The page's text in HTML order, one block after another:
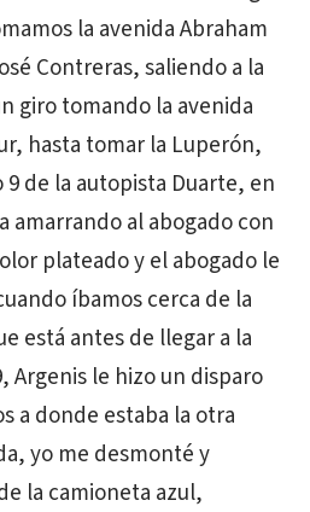
la avenida Abraham
Contreras, saliendo a la
giro tomando la avenida
hasta tomar la Luperón,
de la autopista Duarte, en
amarrando al abogado con
plateado y el abogado le
íbamos cerca de la
está antes de llegar a la
Argenis le hizo un disparo
a donde estaba la otra
yo me desmonté y
la camioneta azul,